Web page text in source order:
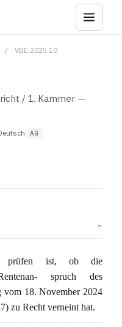
/ VBE.2025.10
/ 1. Kammer —
AG
ist, ob die
spruch des
vom 18. November 2024
zu Recht verneint hat.